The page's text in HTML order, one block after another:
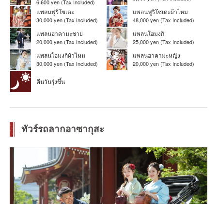
6,600 yen (Tax Included)
แพลนฟูริโซเดะ
30,000 yen (Tax Included)
แพลนฟูริโซเดะผ้าไหม
48,000 yen (Tax Included)
แพลนฮาคามะชาย
20,000 yen (Tax Included)
แพลนโฮมงกิ
25,000 yen (Tax Included)
แพลนโฮมงกิผ้าไหม
30,000 yen (Tax Included)
แพลนฮาคามะหญิง
20,000 yen (Tax Included)
คืนวันรุ่งขึ้น
ทัวร์รถลากอาซากุสะ